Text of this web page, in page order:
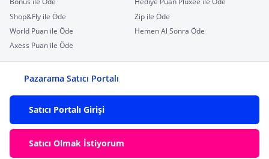
Shop&Fly ile Öde
Zip ile Öde
World Puan ile Öde
Hemen Al Sonra Öde
Axess Puan ile Öde
Pazarama Satıcı Portalı
Satıcı Portalı Girişi
Satıcı Olmak İstiyorum